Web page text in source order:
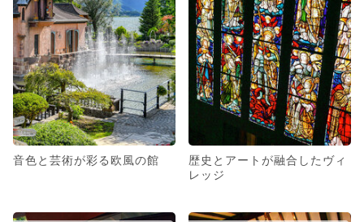
音色と芸術が彩る欧風の館
歴史とアートが融合したヴィ
レッジ